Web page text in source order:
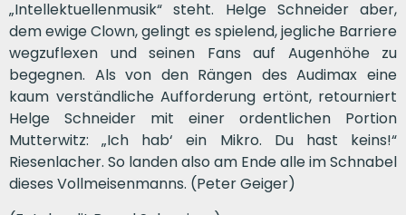
„Intellektuellenmusik“ steht. Helge Schneider aber,
dem ewige Clown, gelingt es spielend, jegliche Barriere
wegzuflexen und seinen Fans auf Augenhöhe zu
begegnen. Als von den Rängen des Audimax eine
kaum verständliche Aufforderung ertönt, retourniert
Helge Schneider mit einer ordentlichen Portion
Mutterwitz: „Ich hab‘ ein Mikro. Du hast keins!“
Riesenlacher. So landen also am Ende alle im Schnabel
dieses Vollmeisenmanns. (Peter Geiger)